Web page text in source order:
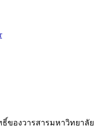
ของวารสารมหาวิทยาลัย